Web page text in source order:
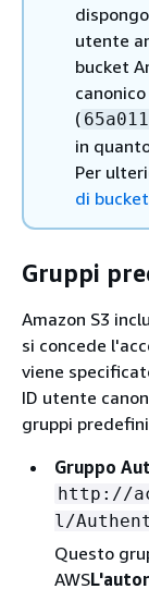
utente
bucket
(
in
Per
di
Gruppi
Amazon S3
si concede
viene
ID utente
gruppi
Gruppo
http://
l/
Questo
AWS